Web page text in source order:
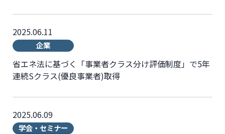
2025.06.11
企業
省エネ法に基づく「事業者クラス分け評価制度」で5年
連続Sクラス(優良事業者)取得
2025.06.09
学会・セミナー